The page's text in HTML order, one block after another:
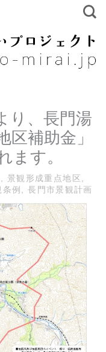
り、長門湯
補助金」
ます。
景観形成重点地区
例 ,長門市景観計画